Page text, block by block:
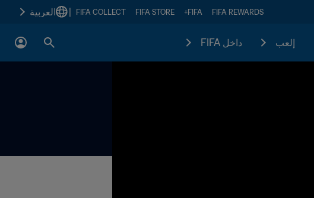
FIFA REWARDS
FIFA+
FIFA STORE
FIFA COLLECT العربية
إلعب داخل FIFA